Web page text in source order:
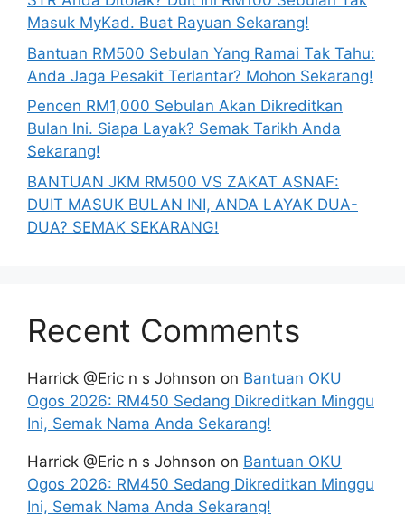
Masuk MyKad. Buat Rayuan Sekarang!
Bantuan RM500 Sebulan Yang Ramai Tak Tahu:
Anda Jaga Pesakit Terlantar? Mohon Sekarang!
Pencen RM1,000 Sebulan Akan Dikreditkan
Bulan Ini. Siapa Layak? Semak Tarikh Anda
Sekarang!
BANTUAN JKM RM500 VS ZAKAT ASNAF:
DUIT MASUK BULAN INI, ANDA LAYAK DUA-
DUA? SEMAK SEKARANG!
Recent Comments
Harrick @Eric n s Johnson on Bantuan OKU
Ogos 2026: RM450 Sedang Dikreditkan Minggu
Ini, Semak Nama Anda Sekarang!
Harrick @Eric n s Johnson on Bantuan OKU
Ogos 2026: RM450 Sedang Dikreditkan Minggu
Ini, Semak Nama Anda Sekarang!